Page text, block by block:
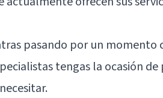
pasando por un
tengas la ocasión